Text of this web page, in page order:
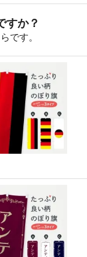
32856
33706
35320
36080
36876
37668
39330
40158
40984
41808